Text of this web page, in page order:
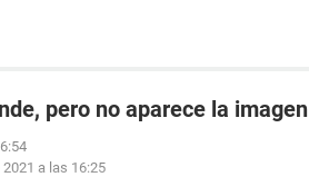
pero no aparece la imagen
2021 a las 16:25